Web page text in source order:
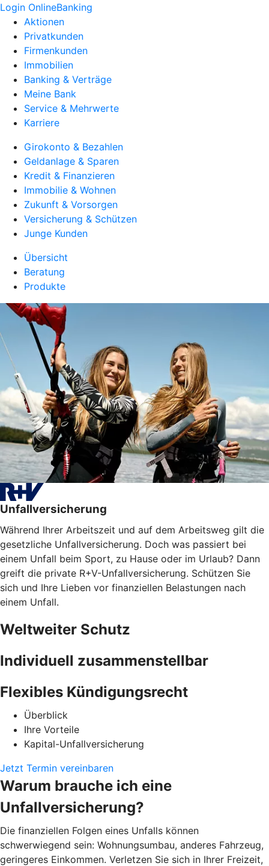
Login OnlineBanking
Aktionen
Privatkunden
Firmenkunden
Immobilien
Banking & Verträge
Meine Bank
Service & Mehrwerte
Karriere
Girokonto & Bezahlen
Geldanlage & Sparen
Kredit & Finanzieren
Immobilie & Wohnen
Zukunft & Vorsorgen
Versicherung & Schützen
Junge Kunden
Übersicht
Beratung
Produkte
Unfallversicherung
Während Ihrer Arbeitszeit und auf dem Arbeitsweg gilt die
gesetzliche Unfallversicherung. Doch was passiert bei
einem Unfall beim Sport, zu Hause oder im Urlaub? Dann
greift die private R+V-Unfallversicherung. Schützen Sie
sich und Ihre Lieben vor finanziellen Belastungen nach
einem Unfall.
Weltweiter Schutz
Individuell zusammenstellbar
Flexibles Kündigungsrecht
Überblick
Ihre Vorteile
Kapital-Unfallversicherung
Jetzt Termin vereinbaren
Warum brauche ich eine
Unfallversicherung?
Die finanziellen Folgen eines Unfalls können
schwerwiegend sein: Wohnungsumbau, anderes Fahrzeug,
geringeres Einkommen. Verletzen Sie sich in Ihrer Freizeit,